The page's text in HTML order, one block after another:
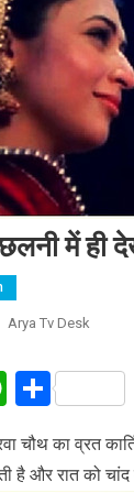
में ही
Arya Tv Desk
Share
चौथ का व्रत
है और रात को चांद